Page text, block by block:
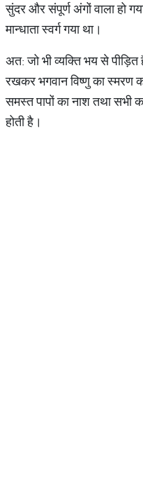
सुंदर और संपूर्ण अंगों वाला हो
मान्धाता स्वर्ग गया था।
अत: जो भी व्यक्ति भय से
रखकर भगवान विष्णु का स्मरण
समस्त पापों का नाश तथा सभी
होती है।